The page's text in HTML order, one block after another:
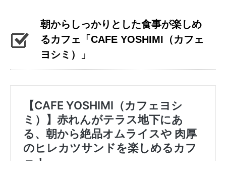
朝からしっかりとした食事が楽しめ
るカフェ「CAFE YOSHIMI（カフェ
ヨシミ）」